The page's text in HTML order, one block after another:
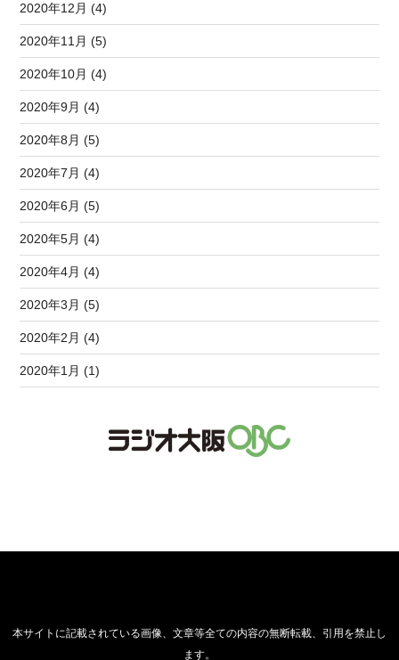
2020年12月 (4)
2020年11月 (5)
2020年10月 (4)
2020年9月 (4)
2020年8月 (5)
2020年7月 (4)
2020年6月 (5)
2020年5月 (4)
2020年4月 (4)
2020年3月 (5)
2020年2月 (4)
2020年1月 (1)
本サイトに記載されている画像、文章等全ての内容の無断転載、引用を禁止し
ます。